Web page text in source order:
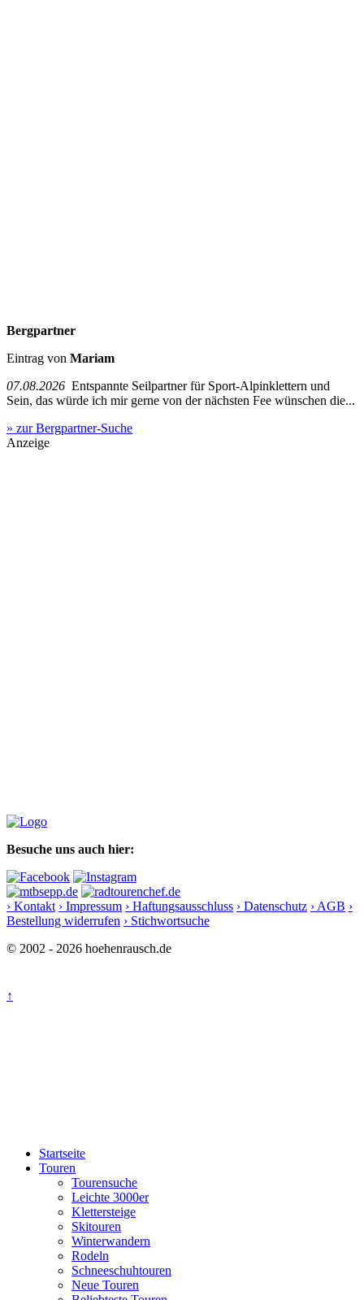
Bergpartner
Eintrag von Mariam
07.08.2026 Entspannte Seilpartner für Sport-Alpinklettern und
Sein, das würde ich mir gerne von der nächsten Fee wünschen die...
» zur Bergpartner-Suche
Anzeige
Besuche uns auch hier:
› Kontakt › Impressum › Haftungsausschluss › Datenschutz › AGB ›
Bestellung widerrufen › Stichwortsuche
© 2002 - 2026 hoehenrausch.de
↑
Startseite
Touren
Tourensuche
Leichte 3000er
Klettersteige
Skitouren
Winterwandern
Rodeln
Schneeschuhtouren
Neue Touren